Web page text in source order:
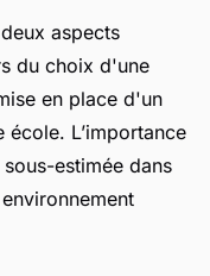
aspects
du choix d'une
en place d'un
L’importance
estimée dans